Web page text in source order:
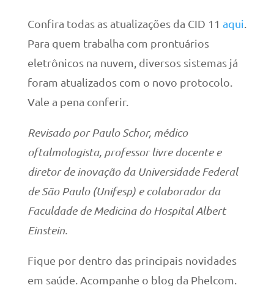
Confira todas as atualizações da CID 11 aqui
Para quem trabalha com prontuários
eletrônicos na nuvem, diversos sistemas já
foram atualizados com o novo protocolo.
Vale a pena conferir.
Revisado por Paulo Schor, médico
oftalmologista, professor livre docente e
diretor de inovação da Universidade Federal
de São Paulo (Unifesp) e colaborador da
Faculdade de Medicina do Hospital Albert
Einstein.
Fique por dentro das principais novidades
em saúde. Acompanhe o blog da Phelcom.